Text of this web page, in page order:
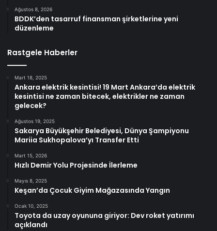
Ağustos 8, 2026
BDDK’den tasarruf finansman şirketlerine yeni
düzenleme
Rastgele Haberler
Mart 18, 2025
Ankara elektrik kesintisi! 19 Mart Ankara’da elektrik
kesintisi ne zaman bitecek, elektrikler ne zaman
gelecek?
Ağustos 19, 2025
Sakarya Büyükşehir Belediyesi, Dünya Şampiyonu
Mariia Sukhopalova’yı Transfer Etti
Mart 15, 2026
Hızlı Demir Yolu Projesinde İlerleme
Mayıs 8, 2025
Keşan’da Çocuk Giyim Mağazasında Yangın
Ocak 10, 2025
Toyota da uzay oyununa giriyor: Dev roket yatırımı
açıklandı